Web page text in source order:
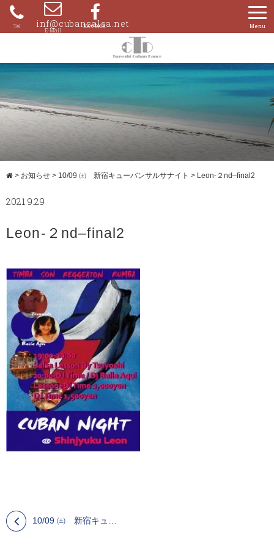
Skip
content
080- inf@cubansalsa.net
> お知らせ > 10/09 ㈯ 新宿キューバンサルサナイト > Leon-２nd–final2
2021.9.29
Leon-２nd–final2
10/09 ㈯ 新宿キューバンサルサナイト